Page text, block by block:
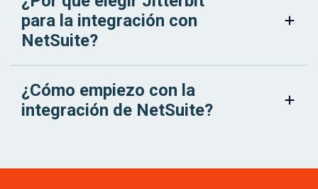
para la integración con
NetSuite?
¿Cómo empiezo con la
integración de NetSuite?